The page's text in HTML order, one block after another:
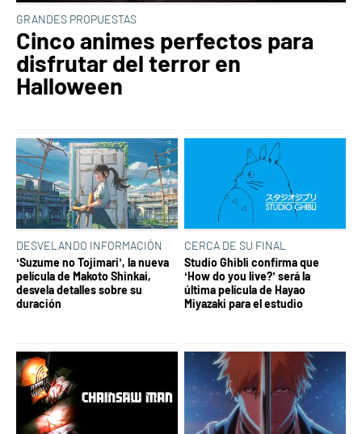
GRANDES PROPUESTAS
Cinco animes perfectos para
disfrutar del terror en
Halloween
DESVELANDO INFORMACIÓN
‘Suzume no Tojimari’, la nueva
película de Makoto Shinkai,
desvela detalles sobre su
duración
CERCA DE SU FINAL
Studio Ghibli confirma que
‘How do you live?’ será la
última película de Hayao
Miyazaki para el estudio